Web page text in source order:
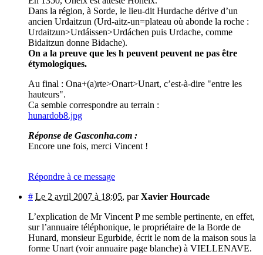
Dans la région, à Sorde, le lieu-dit Hurdache dérive d’un
ancien Urdaitzun (Urd-aitz-un=plateau où abonde la roche :
Urdaitzun>Urdáissen>Urdáchen puis Urdache, comme
Bidaitzun donne Bidache).
On a la preuve que les h peuvent peuvent ne pas être
étymologiques.
Au final : Ona+(a)rte>Onart>Unart, c’est-à-dire "entre les
hauteurs".
Ca semble correspondre au terrain :
hunardob8.jpg
Réponse de Gasconha.com :
Encore une fois, merci Vincent !
Répondre à ce message
# Le 2 avril 2007 à 18:05, parXavier Hourcade
L’explication de Mr Vincent P me semble pertinente, en effet,
sur l’annuaire téléphonique, le propriétaire de la Borde de
Hunard, monsieur Egurbide, écrit le nom de la maison sous la
forme Unart (voir annuaire page blanche) à VIELLENAVE.